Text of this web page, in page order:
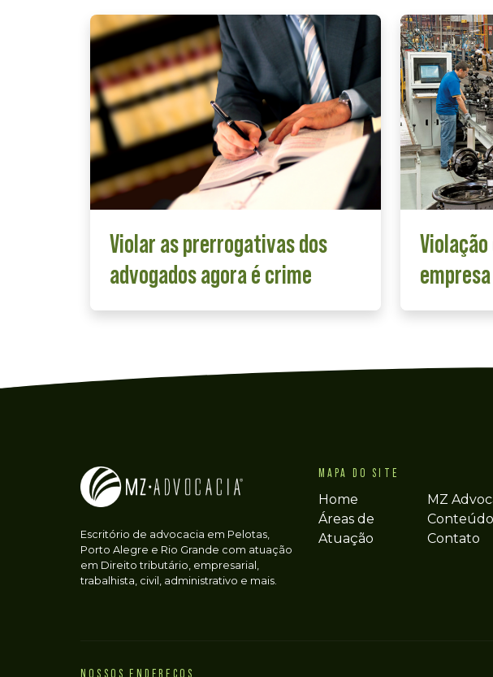
Violar as prerrogativas dos
advogados agora é crime
Escritório de advocacia em Pelotas,
Porto Alegre e Rio Grande com atuação
em Direito tributário, empresarial,
trabalhista, civil, administrativo e mais.
MAPA DO SITE
Home
MZ
Áreas de
Atuação
Contato
NOSSOS ENDEREÇOS